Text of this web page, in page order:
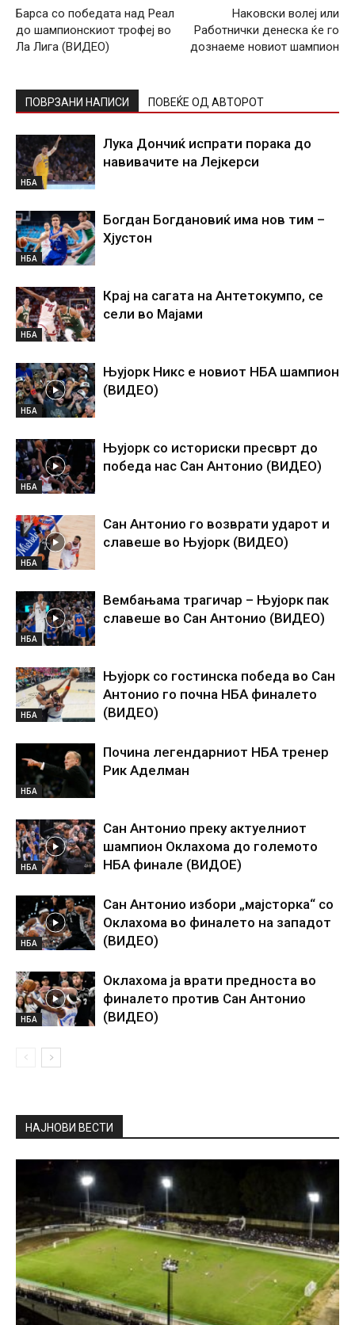
Барса со победата над Реал
до шампионскиот трофеј во
Ла Лига (ВИДЕО)
Наковски волеј или
Работнички денеска ќе го
дознаеме новиот шампион
ПОВРЗАНИ НАПИСИ ПОВЕЌЕ ОД АВТОРОТ
НБА
Лука Дончиќ испрати порака до
навивачите на Лејкерси
НБА
Богдан Богдановиќ има нов тим –
Хјустон
НБА
Крај на сагата на Антетокумпо, се
сели во Мајами
НБА
Њујорк Никс е новиот НБА шампион
(ВИДЕО)
НБА
Њујорк со историски пресврт до
победа нас Сан Антонио (ВИДЕО)
НБА
Сан Антонио го возврати ударот и
славеше во Њујорк (ВИДЕО)
НБА
Вембањама трагичар – Њујорк пак
славеше во Сан Антонио (ВИДЕО)
НБА
Њујорк со гостинска победа во Сан
Антонио го почна НБА финалето
(ВИДЕО)
НБА
Почина легендарниот НБА тренер
Рик Аделман
НБА
Сан Антонио преку актуелниот
шампион Оклахома до големото
НБА финале (ВИДОЕ)
НБА
Сан Антонио избори „мајсторка“ со
Оклахома во финалето на западот
(ВИДЕО)
НБА
Оклахома ја врати предноста во
финалето против Сан Антонио
(ВИДЕО)
НАЈНОВИ ВЕСТИ